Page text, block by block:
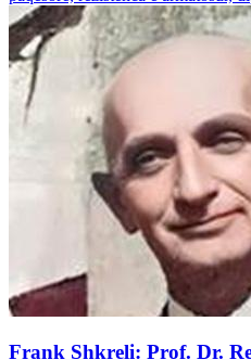
Frank Shkreli: Prof. Dr.